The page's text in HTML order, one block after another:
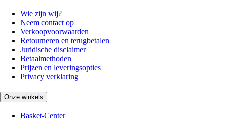
Wie zijn wij?
Neem contact op
Verkoopvoorwaarden
Retourneren en terugbetalen
Juridische disclaimer
Betaalmethoden
Prijzen en leveringsopties
Privacy verklaring
Onze winkels
Basket-Center